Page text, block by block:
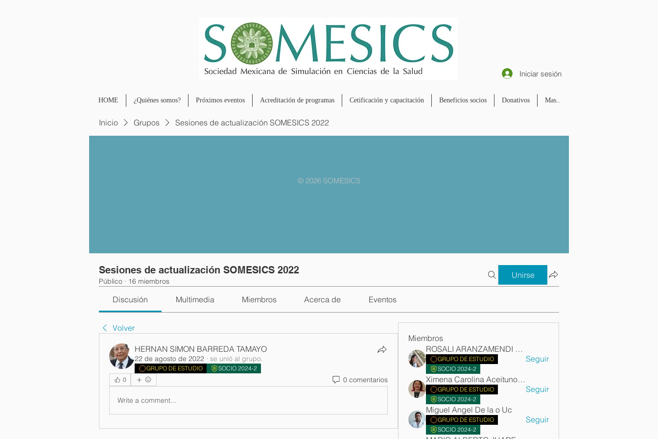
Iniciar sesión
HOME ¿Quiénes somos? Próximos eventos Acreditación de programas Cetificación y capacitación Beneficios socios Donativos Mas..
Inicio Grupos Sesiones de actualización SOMESICS 2022
Sesiones de actualización SOMESICS 2022
Público · 16 miembros
Unirse
Discusión Multimedia Miembros Acerca de Eventos
Volver
HERNAN SIMON BARREDA TAMAYO
22 de agosto de 2022 · se unió al grupo.
GRUPO DE ESTUDIO
SOCIO 2024-2
0
0 comentarios
Write a comment...
Miembros
ROSALI ARANZAMENDI PAREDES
GRUPO DE ESTUDIO
SOCIO 2024-2
Seguir
Ximena Carolina Aceituno Altamirano
GRUPO DE ESTUDIO
SOCIO 2024-2
Seguir
Miguel Angel De la o Uc
GRUPO DE ESTUDIO
SOCIO 2024-2
Seguir
© 2026 SOMESICS